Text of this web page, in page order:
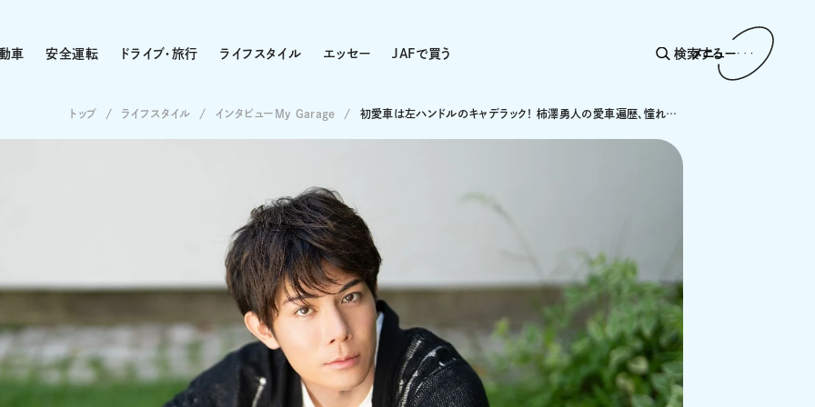
車 安全運転 ドライブ・旅行 ライフスタイル エッセー JAFで買う 検索する
メニュー
トップ ライフスタイル インタビューMy Garage 初愛車は左ハンドルのキャデラック！ 柿澤勇人の愛車遍歴、憧れはポルシェ・マカンやオープンの2シーター